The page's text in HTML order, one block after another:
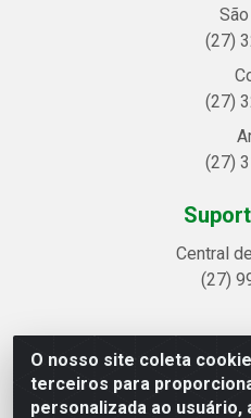
O nosso site coleta
terceiros para
personalizada ao usuário,
(27)
(27)
(27)
Central
(27)
Linhavix Distribuidora
Quadra314 Lote 05 e 07 -